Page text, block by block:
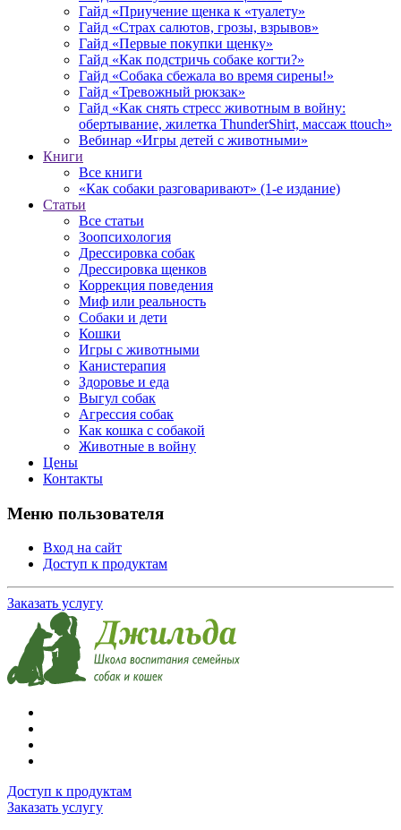
Гайд «Приучение щенка к «туалету»
Гайд «Страх салютов, грозы, взрывов»
Гайд «Первые покупки щенку»
Гайд «Как подстричь собаке когти?»
Гайд «Собака сбежала во время сирены!»
Гайд «Тревожный рюкзак»
Гайд «Как снять стресс животным в войну:
обертывание, жилетка ThunderShirt, массаж ttouch»
Вебинар «Игры детей с животными»
Книги
Все книги
«Как собаки разговаривают» (1-е издание)
Статьи
Все статьи
Зоопсихология
Дрессировка собак
Дрессировка щенков
Коррекция поведения
Миф или реальность
Собаки и дети
Кошки
Игры с животными
Канистерапия
Здоровье и еда
Выгул собак
Агрессия собак
Как кошка с собакой
Животные в войну
Цены
Контакты
Меню пользователя
Вход на сайт
Доступ к продуктам
Заказать услугу
Доступ к продуктам
Заказать услугу